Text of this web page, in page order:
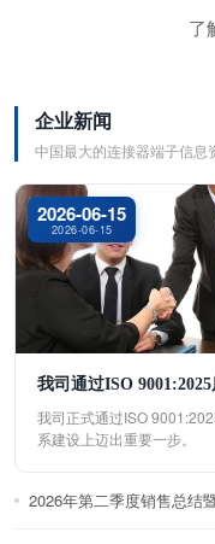
了
企业新闻
中国最大的连接器端子信息
2026-06-15
2026-06-15
我司通过ISO
我司正式通过ISO
系建设上迈出重要一步。
2026年第二季度销售总结